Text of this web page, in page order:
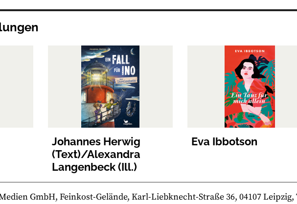
Johannes Herwig
(Text)/Alexandra
Langenbeck (Ill.)
Eva Ibbotson
GmbH, Feinkost-Gelände, Karl-Liebknecht-Straße 36, 04107